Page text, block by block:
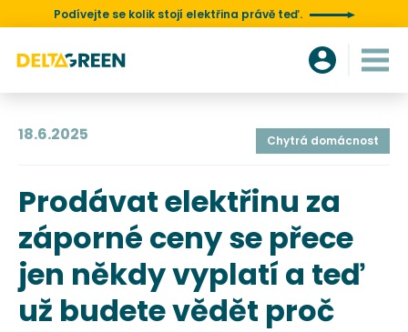
Podívejte se kolik stojí elektřina právě teď.
18.6.2025 Chytrá domácnost
Prodávat elektřinu za
záporné ceny se přece
jen někdy vyplatí a teď
už budete vědět proč